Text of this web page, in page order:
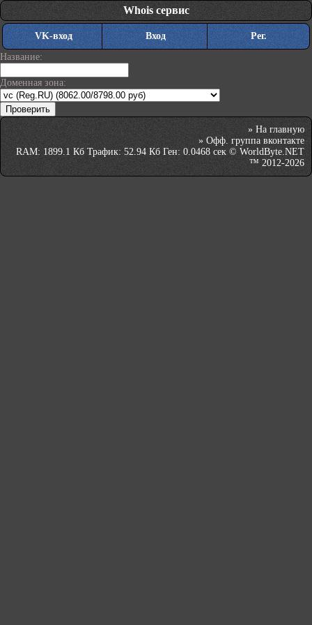
Whois сервис
VK-вход Вход
Рег.
Название:
Доменная зона:
» На главную
» Офф. группа вконтакте
RAM: 1899.1 Кб Трафик: 52.94 Кб Ген: 0.0468 сек © WorldByte.NET
™ 2012-2026